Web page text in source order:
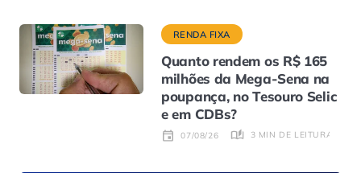
RENDA FIXA
Quanto rendem os R$ 165
milhões da Mega-Sena na
poupança, no Tesouro Selic
e em CDBs?
07/08/26 3 MIN DE LEITURA